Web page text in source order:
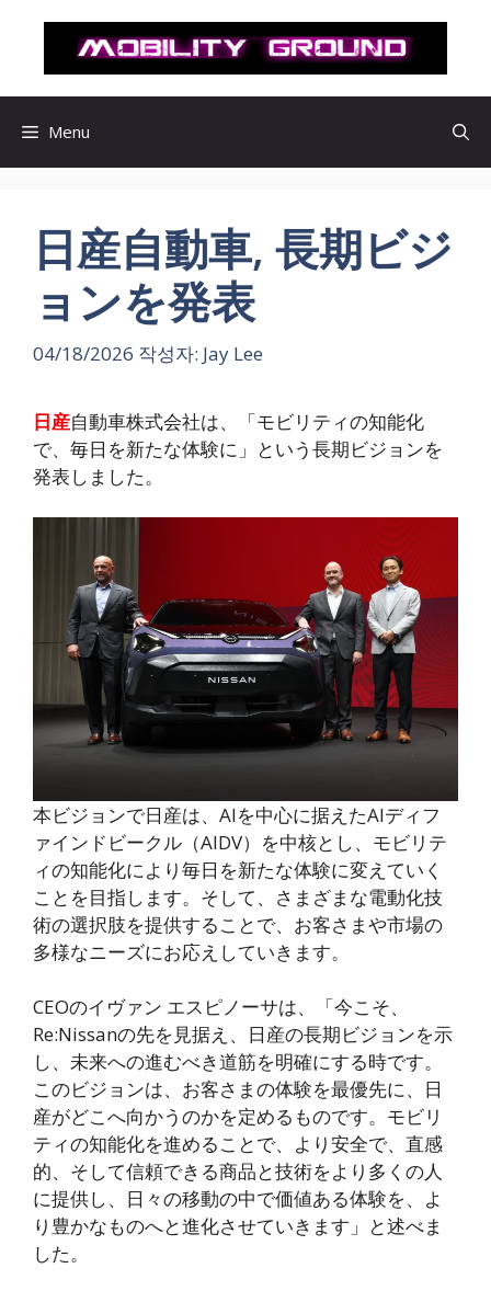
로
Menu
日産自動車, 長期ビジ
ョンを発表
04/18/2026 작성자: Jay Lee
日産自動車株式会社は、「モビリティの知能化
で、毎日を新たな体験に」という長期ビジョンを
発表しました。
本ビジョンで日産は、AIを中心に据えたAIディフ
ァインドビークル（AIDV）を中核とし、モビリテ
ィの知能化により毎日を新たな体験に変えていく
ことを目指します。そして、さまざまな電動化技
術の選択肢を提供することで、お客さまや市場の
多様なニーズにお応えしていきます。
CEOのイヴァン エスピノーサは、「今こそ、
Re:Nissanの先を見据え、日産の長期ビジョンを示
し、未来への進むべき道筋を明確にする時です。
このビジョンは、お客さまの体験を最優先に、日
産がどこへ向かうのかを定めるものです。モビリ
ティの知能化を進めることで、より安全で、直感
的、そして信頼できる商品と技術をより多くの人
に提供し、日々の移動の中で価値ある体験を、よ
り豊かなものへと進化させていきます」と述べま
した。